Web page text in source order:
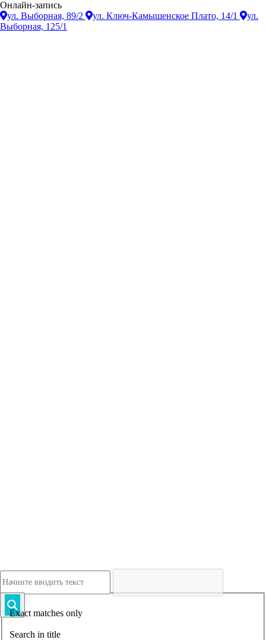
Онлайн-запись
ул. Выборная, 89/2
ул. Ключ-Камышенское Плато, 14/1
ул.
Выборная, 125/1
Exact matches only
Search in title